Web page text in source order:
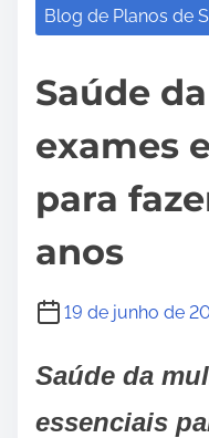
Blog de Planos de
Saúde
exames
para
anos
19 de junho de
Saúde da
essenciais